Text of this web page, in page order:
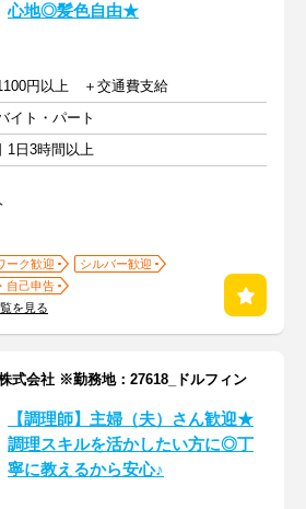
心地◎髪色自由★
円以上 ＋交通費支給
イト・パート
1日3時間以上
ーク歓迎
シルバー歓迎
自己申告
を見る
式会社 ※勤務地：27618_ドルフィン
【調理師】主婦（夫）さん歓迎★
調理スキルを活かしたい方に◎丁
寧に教えるから安心♪